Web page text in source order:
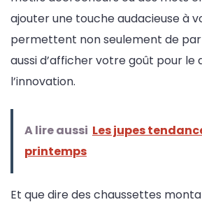
ajouter une touche audacieuse à
permettent non seulement de
aussi d’afficher votre goût pour le
l’innovation.
A lire aussi Les jupes
printemps
Et que dire des chaussettes